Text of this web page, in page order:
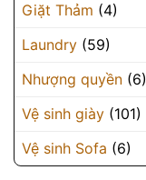
Giặt Thảm (4)
Laundry (59)
Nhượng quyền (6)
Vệ sinh giày (101)
Vệ sinh Sofa (6)